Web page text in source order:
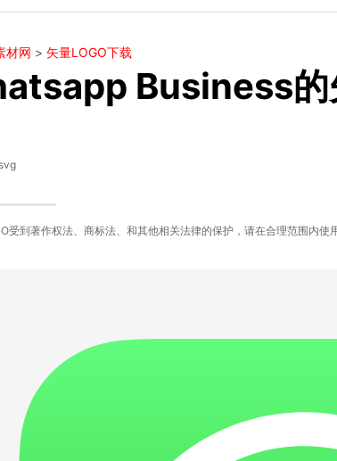
材网 > 矢量LOGO下载
Business的
受到著作权法、商标法、和其他相关法律的保护，请在合理范围内使用